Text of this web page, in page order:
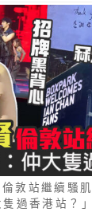
敦站繼續騷
隻過香港站？」